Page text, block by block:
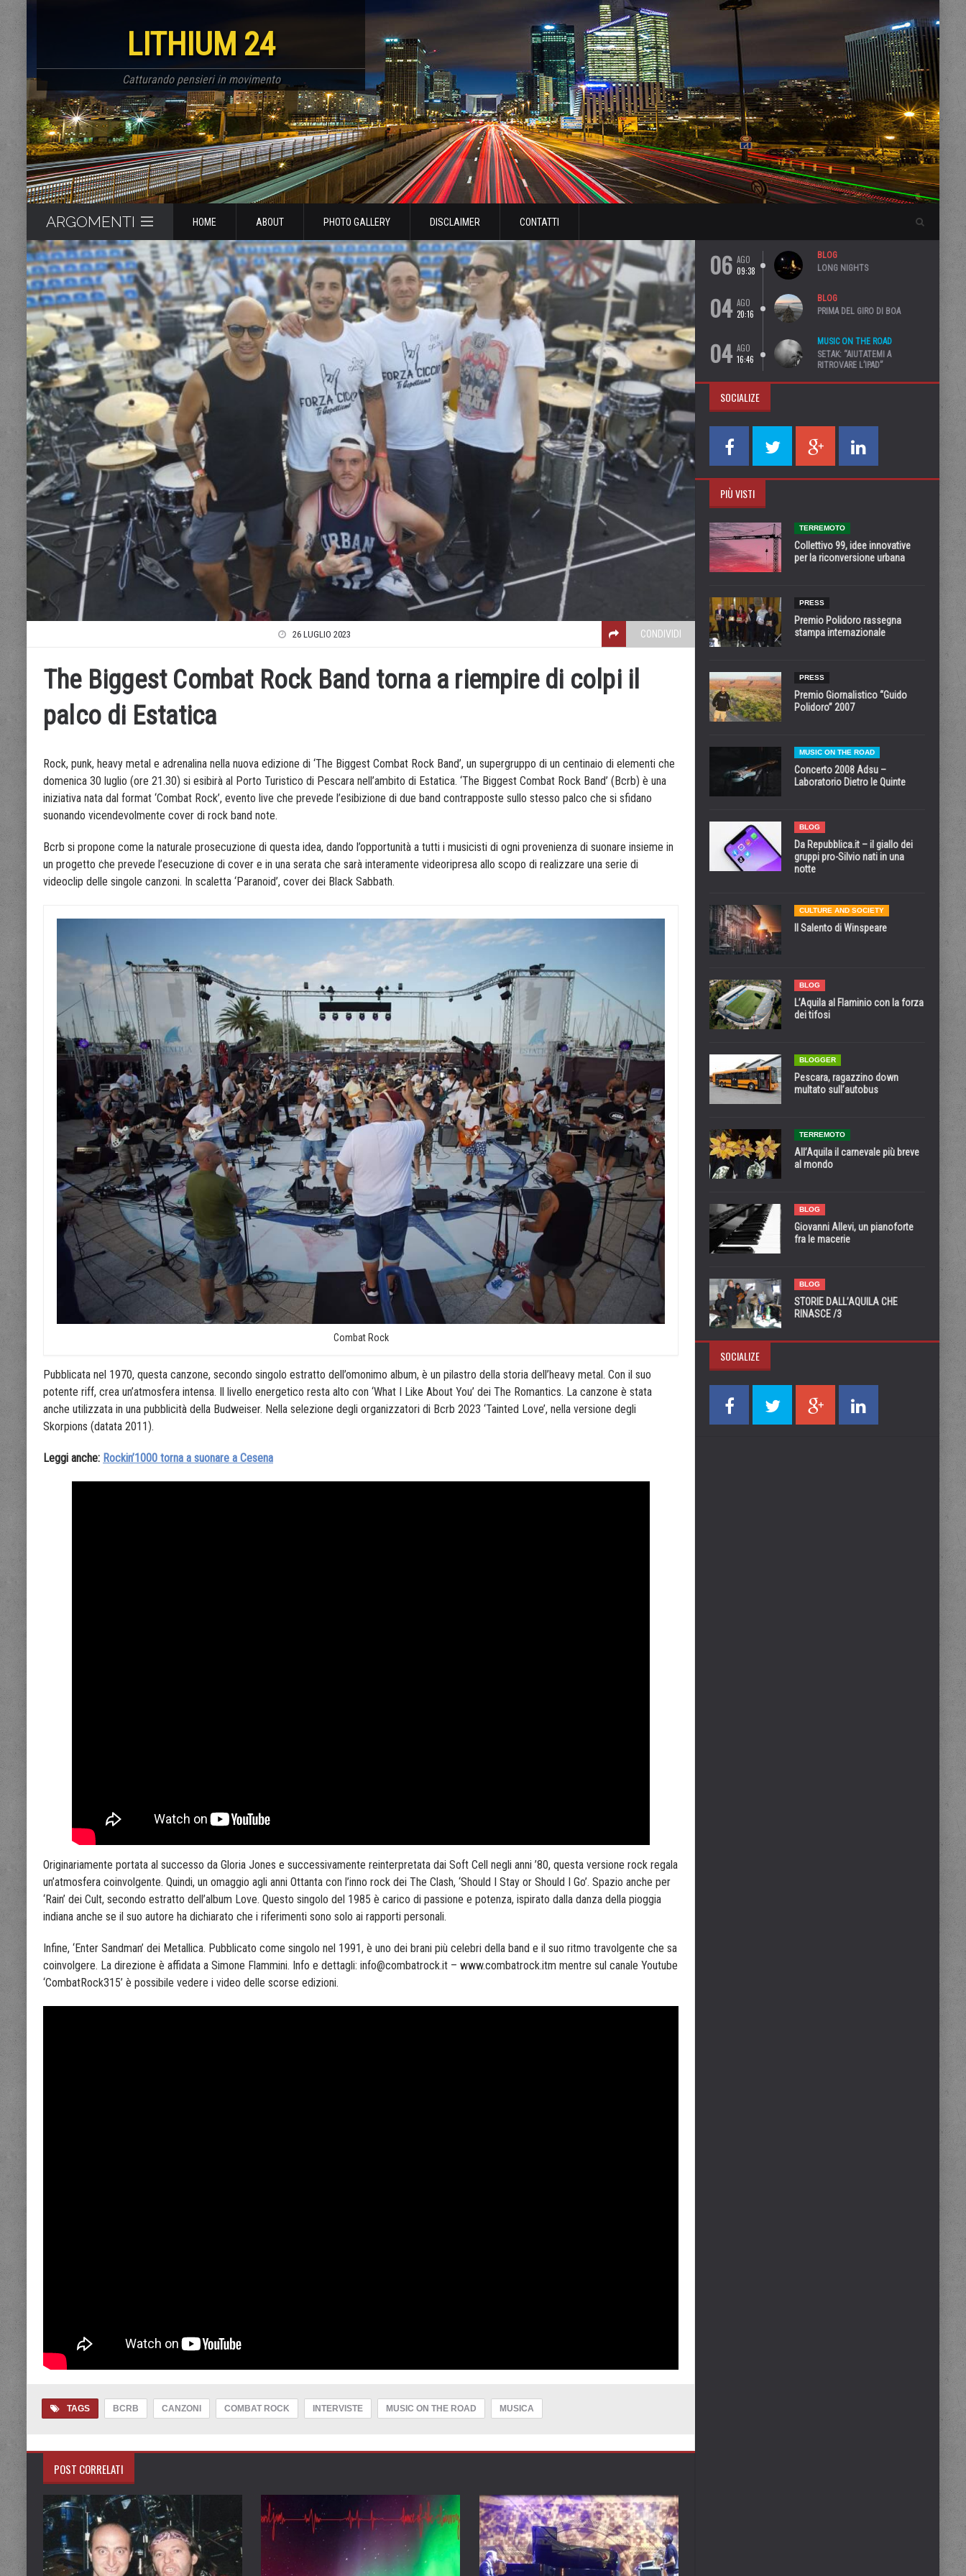
LITHIUM 24
Catturando pensieri in movimento
ARGOMENTI HOME ABOUT PHOTO GALLERY DISCLAIMER CONTATTI
26 LUGLIO 2023 CONDIVIDI
The Biggest Combat Rock Band torna a riempire di colpi il
palco di Estatica
Rock, punk, heavy metal e adrenalina nella nuova edizione di ‘The Biggest Combat Rock Band’, un supergruppo di un centinaio di elementi che
domenica 30 luglio (ore 21.30) si esibirà al Porto Turistico di Pescara nell’ambito di Estatica. ‘The Biggest Combat Rock Band’ (Bcrb) è una
iniziativa nata dal format ‘Combat Rock’, evento live che prevede l’esibizione di due band contrapposte sullo stesso palco che si sfidano
suonando vicendevolmente cover di rock band note.
Bcrb si propone come la naturale prosecuzione di questa idea, dando l’opportunità a tutti i musicisti di ogni provenienza di suonare insieme in
un progetto che prevede l’esecuzione di cover e in una serata che sarà interamente videoripresa allo scopo di realizzare una serie di
videoclip delle singole canzoni. In scaletta ‘Paranoid’, cover dei Black Sabbath.
Combat Rock
Pubblicata nel 1970, questa canzone, secondo singolo estratto dell’omonimo album, è un pilastro della storia dell’heavy metal. Con il suo
potente riff, crea un’atmosfera intensa. Il livello energetico resta alto con ‘What I Like About You’ dei The Romantics. La canzone è stata
anche utilizzata in una pubblicità della Budweiser. Nella selezione degli organizzatori di Bcrb 2023 ‘Tainted Love’, nella versione degli
Skorpions (datata 2011).
Leggi anche: Rockin’1000 torna a suonare a Cesena
Originariamente portata al successo da Gloria Jones e successivamente reinterpretata dai Soft Cell negli anni ’80, questa versione rock regala
un’atmosfera coinvolgente. Quindi, un omaggio agli anni Ottanta con l’inno rock dei The Clash, ‘Should I Stay or Should I Go’. Spazio anche per
‘Rain’ dei Cult, secondo estratto dell’album Love. Questo singolo del 1985 è carico di passione e potenza, ispirato dalla danza della pioggia
indiana anche se il suo autore ha dichiarato che i riferimenti sono solo ai rapporti personali.
Infine, ‘Enter Sandman’ dei Metallica. Pubblicato come singolo nel 1991, è uno dei brani più celebri della band e il suo ritmo travolgente che sa
coinvolgere. La direzione è affidata a Simone Flammini. Info e dettagli: info@combatrock.it – www.combatrock.itm mentre sul canale Youtube
‘CombatRock315’ è possibile vedere i video delle scorse edizioni.
TAGS BCRB CANZONI COMBAT ROCK INTERVISTE MUSIC ON THE ROAD MUSICA
POST CORRELATI
06 AGO
09:38
BLOG
LONG NIGHTS
04 AGO
20:16
BLOG
PRIMA DEL GIRO DI BOA
04 AGO
16:46
MUSIC ON THE ROAD
SETAK: “AIUTATEMI A
RITROVARE L’IPAD”
SOCIALIZE
PIÙ VISTI
TERREMOTO
Collettivo 99, idee innovative
per la riconversione urbana
PRESS
Premio Polidoro rassegna
stampa internazionale
PRESS
Premio Giornalistico “Guido
Polidoro” 2007
MUSIC ON THE ROAD
Concerto 2008 Adsu –
Laboratorio Dietro le Quinte
BLOG
Da Repubblica.it – il giallo dei
gruppi pro-Silvio nati in una
notte
CULTURE AND SOCIETY
Il Salento di Winspeare
BLOG
L’Aquila al Flaminio con la forza
dei tifosi
BLOGGER
Pescara, ragazzino down
multato sull’autobus
TERREMOTO
All’Aquila il carnevale più breve
al mondo
BLOG
Giovanni Allevi, un pianoforte
fra le macerie
BLOG
STORIE DALL’AQUILA CHE
RINASCE /3
SOCIALIZE